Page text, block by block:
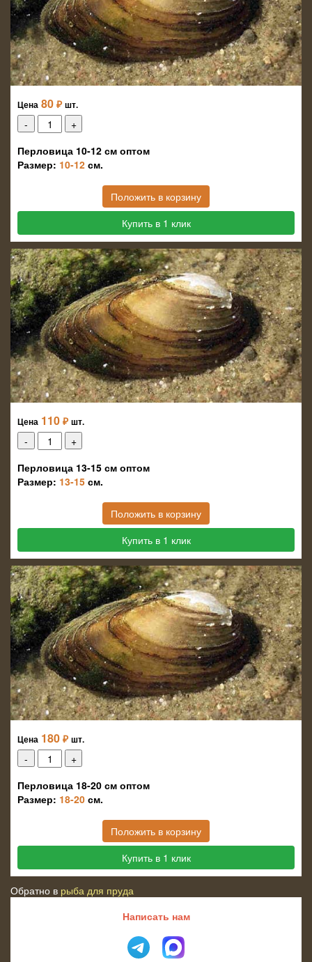
Цена 80 ₽ шт.
Перловица 10-12 см оптом
Размер: 10-12 см.
Положить в корзину
Купить в 1 клик
Цена 110 ₽ шт.
Перловица 13-15 см оптом
Размер: 13-15 см.
Положить в корзину
Купить в 1 клик
Цена 180 ₽ шт.
Перловица 18-20 см оптом
Размер: 18-20 см.
Положить в корзину
Купить в 1 клик
Обратно в рыба для пруда
Написать нам